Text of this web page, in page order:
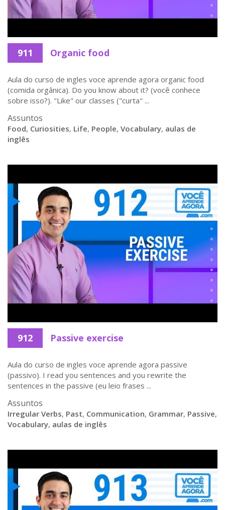
911 Organic food
Aula do curso de ingles voce aprende agora organic food
(comida orgânica). Do you know about it? (você conhece
sobre isso?). "Like" our classes ("curta" ...
Assuntos
Food, Curiosities, Life, People, Vocabulary, aulas de
inglês
912 Passive exercise
Aula do curso de ingles voce aprende agora passive
(passivo). I read you sentences and you rewrite the
sentences in the passive (eu leio frases ...
Assuntos
Irregular Verbs, Past, Communication, Grammar, Passive,
Vocabulary, aulas de inglês